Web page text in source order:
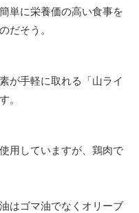
単に栄養価の高い食事を
だそう。
が手軽に取れる「山ライ
。
用していますが、鶏肉で
はゴマ油でなくオリーブ